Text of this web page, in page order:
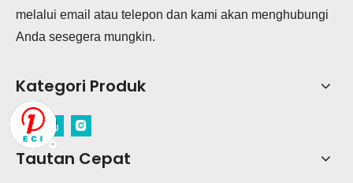
melalui email atau telepon dan kami akan menghubungi
Anda sesegera mungkin.
Kategori Produk
Tautan Cepat